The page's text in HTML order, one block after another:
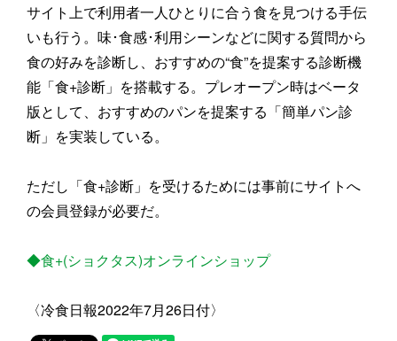
サイト上で利用者一人ひとりに合う食を見つける手伝
いも行う。味･食感･利用シーンなどに関する質問から
食の好みを診断し、おすすめの“食”を提案する診断機
能「食+診断」を搭載する。プレオープン時はベータ
版として、おすすめのパンを提案する「簡単パン診
断」を実装している。
ただし「食+診断」を受けるためには事前にサイトへ
の会員登録が必要だ。
◆食+(ショクタス)オンラインショップ
〈冷食日報2022年7月26日付〉